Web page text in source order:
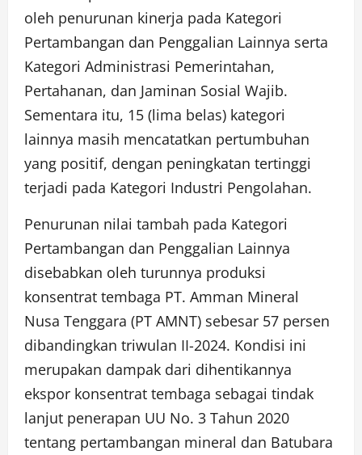
oleh penurunan kinerja pada Kategori
Pertambangan dan Penggalian Lainnya serta
Kategori Administrasi Pemerintahan,
Pertahanan, dan Jaminan Sosial Wajib.
Sementara itu, 15 (lima belas) kategori
lainnya masih mencatatkan pertumbuhan
yang positif, dengan peningkatan tertinggi
terjadi pada Kategori Industri Pengolahan.
Penurunan nilai tambah pada Kategori
Pertambangan dan Penggalian Lainnya
disebabkan oleh turunnya produksi
konsentrat tembaga PT. Amman Mineral
Nusa Tenggara (PT AMNT) sebesar 57 persen
dibandingkan triwulan II-2024. Kondisi ini
merupakan dampak dari dihentikannya
ekspor konsentrat tembaga sebagai tindak
lanjut penerapan UU No. 3 Tahun 2020
tentang pertambangan mineral dan Batubara